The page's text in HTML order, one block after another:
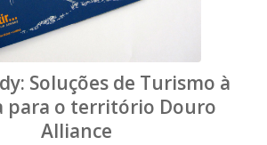
Soluções de Turismo à
para o território Douro
Alliance